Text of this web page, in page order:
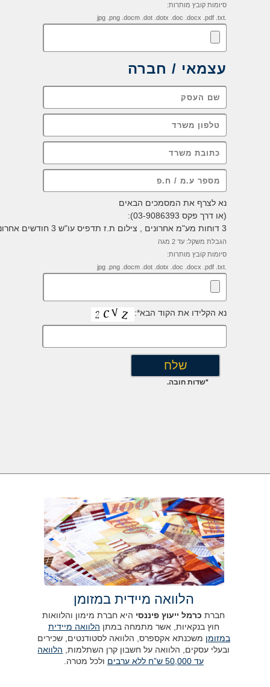
סיומות קובץ מותרות:
עצמאי / חברה
נא לצרף את המסמכים הבאים
(או דרך פקס 03-9086393):
3 דוחות מע"מ אחרונים , צילום ת.ז תדפיס עו"ש 3 חודשים אחרונים.
הגבלת משקל: עד 2 מגה
סיומות קובץ מותרות:
נא הקלידו את הקוד הבא*:
*שדות חובה.
הלוואה מיידית במזומן
חברת כרמל ייעוץ פיננסי היא חברת מימון והלוואות
חוץ בנקאיות, אשר מתמחה במתן הלוואה מיידית
במזומן משכנתא אקספרס, הלוואה לסטודנטים, שכירים
ובעלי עסקים, הלוואה על חשבון קרן השתלמות, הלוואה
עד 50,000 ש”ח ללא ערבים
ולכל מטרה.